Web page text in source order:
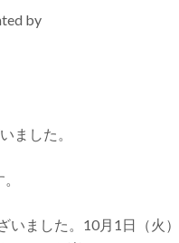
by
ました。
いました。10月1日（火